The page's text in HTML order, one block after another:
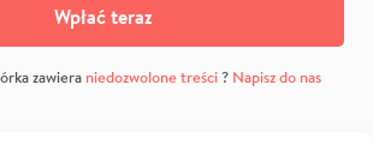
Wpłać teraz
zawiera niedozwolone treści? Napisz do nas